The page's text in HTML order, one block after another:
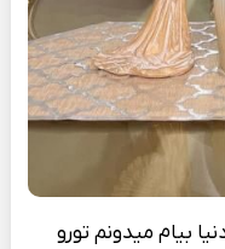
بیام میدونم تورو